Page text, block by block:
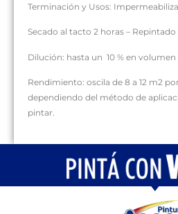
Terminación y Usos:
Secado al tacto 2 horas – Repintado
Dilución: hasta un 10 % en volumen
Rendimiento: oscila de 8 a 12 m2
dependiendo del método de
pintar.